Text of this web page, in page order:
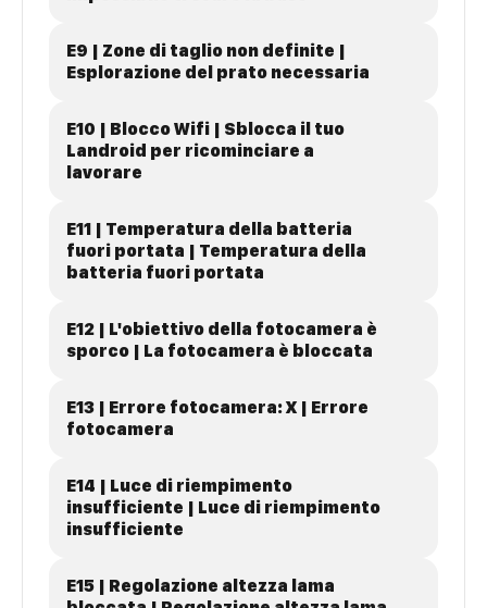
E9 | Zone di taglio non definite |
Esplorazione del prato necessaria
E10 | Blocco Wifi | Sblocca il tuo
Landroid per ricominciare a
lavorare
E11 | Temperatura della batteria
fuori portata | Temperatura della
batteria fuori portata
E12 | L'obiettivo della fotocamera è
sporco | La fotocamera è bloccata
E13 | Errore fotocamera: X | Errore
fotocamera
E14 | Luce di riempimento
insufficiente | Luce di riempimento
insufficiente
E15 | Regolazione altezza lama